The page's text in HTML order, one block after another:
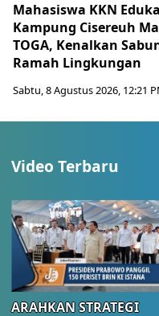
Mahasiswa KKN
Kampung Cisereuh
TOGA, Kenalkan
Ramah Lingkungan
Sabtu, 8 Agustus 2026, 12:21
Video Terbaru
ARAHKAN STRATEGI